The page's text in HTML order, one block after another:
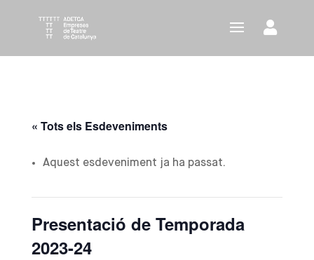
« Tots els Esdeveniments
Aquest esdeveniment ja ha passat.
Presentació de Temporada
2023-24